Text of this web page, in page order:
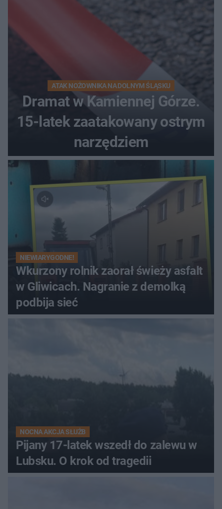
ATAK NOŻOWNIKA NA DOLNYM ŚLĄSKU
Dramat w Kamiennej Górze.
15-latek zaatakowany ostrym
narzędziem
NIEWIARYGODNE!
Wkurzony rolnik zaorał świeży asfalt
w Gliwicach. Nagranie z demolką
podbija sieć
NOCNA AKCJA SŁUŻB
Pijany 17-latek wszedł do zalewu w
Lubsku. O krok od tragedii